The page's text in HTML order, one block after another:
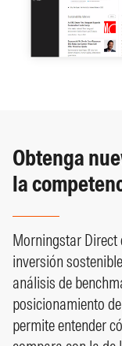
Obtenga
la
Morningstar Direct
inversión
análisis de
posicionamiento
permite entender